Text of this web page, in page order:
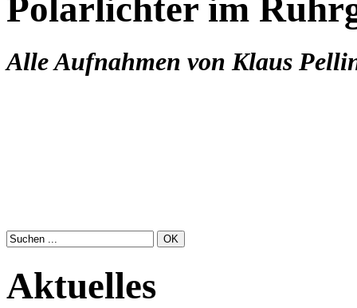
Polarlichter im
Alle Aufnahmen von Klaus
Aktuelles